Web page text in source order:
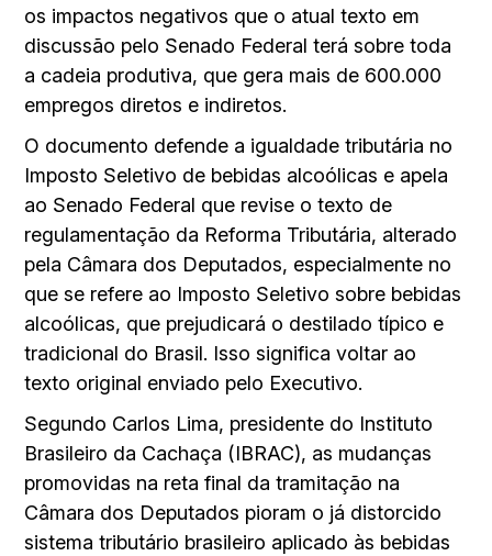
os impactos negativos que o atual texto em
discussão pelo Senado Federal terá sobre toda
a cadeia produtiva, que gera mais de 600.000
empregos diretos e indiretos.
O documento defende a igualdade tributária no
Imposto Seletivo de bebidas alcoólicas e apela
ao Senado Federal que revise o texto de
regulamentação da Reforma Tributária, alterado
pela Câmara dos Deputados, especialmente no
que se refere ao Imposto Seletivo sobre bebidas
alcoólicas, que prejudicará o destilado típico e
tradicional do Brasil. Isso significa voltar ao
texto original enviado pelo Executivo.
Segundo Carlos Lima, presidente do Instituto
Brasileiro da Cachaça (IBRAC), as mudanças
promovidas na reta final da tramitação na
Câmara dos Deputados pioram o já distorcido
sistema tributário brasileiro aplicado às bebidas